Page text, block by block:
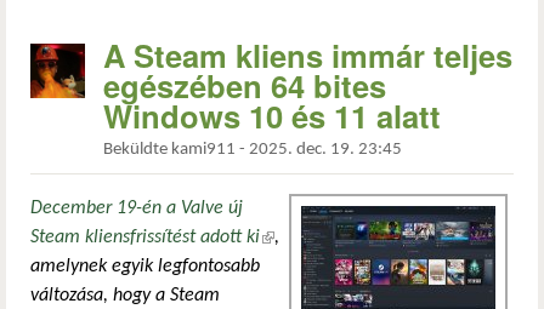
A Steam kliens immár teljes
egészében 64 bites
Windows 10 és 11 alatt
Beküldte kami911 - 2025. dec. 19. 23:45
December 19-én a Valve új
Steam kliensfrissítést adott ki(külső hivatkozás)
,
amelynek egyik legfontosabb
változása, hogy a Steam